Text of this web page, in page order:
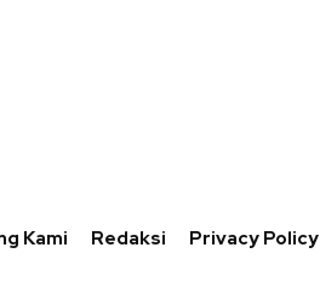
Kami Redaksi Privacy Policy